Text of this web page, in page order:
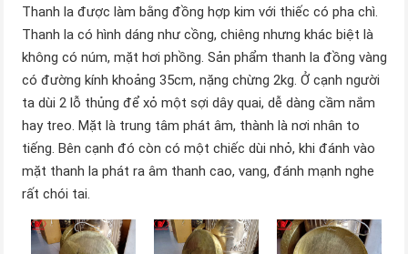
Thanh la được làm bằng đồng hợp kim với thiếc có pha chì.
Thanh la có hình dáng như cồng, chiêng nhưng khác biệt là
không có núm, mặt hơi phồng. Sản phẩm thanh la đồng vàng
có đường kính khoảng 35cm, nặng chừng 2kg. Ở cạnh người
ta dùi 2 lỗ thủng để xỏ một sợi dây quai, dễ dàng cầm nắm
hay treo. Mặt là trung tâm phát âm, thành là nơi nhân to
tiếng. Bên cạnh đó còn có một chiếc dùi nhỏ, khi đánh vào
mặt thanh la phát ra âm thanh cao, vang, đánh mạnh nghe
rất chói tai.